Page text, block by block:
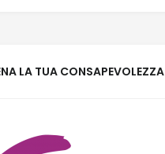
LA TUA CONSAPEVOLEZZA